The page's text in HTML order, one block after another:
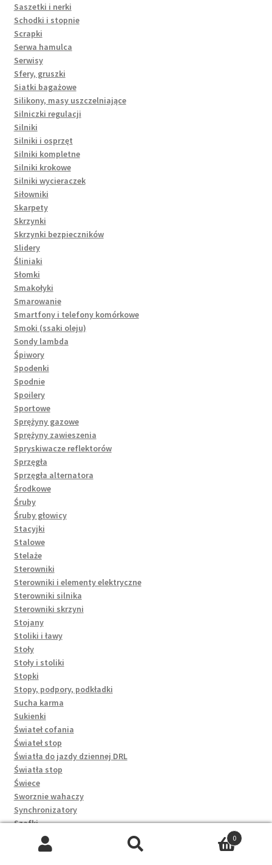
Saszetki i nerki
Schodki i stopnie
Scrapki
Serwa hamulca
Serwisy
Sfery, gruszki
Siatki bagażowe
Silikony, masy uszczelniające
Silniczki regulacji
Silniki
Silniki i osprzęt
Silniki kompletne
Silniki krokowe
Silniki wycieraczek
Siłowniki
Skarpety
Skrzynki
Skrzynki bezpieczników
Slidery
Śliniaki
Słomki
Smakołyki
Smarowanie
Smartfony i telefony komórkowe
Smoki (ssaki oleju)
Sondy lambda
Śpiwory
Spodenki
Spodnie
Spoilery
Sportowe
Sprężyny gazowe
Sprężyny zawieszenia
Spryskiwacze reflektorów
Sprzęgła
Sprzęgła alternatora
Środkowe
Śruby
Śruby głowicy
Stacyjki
Stalowe
Stelaże
Sterowniki
Sterowniki i elementy elektryczne
Sterowniki silnika
Sterowniki skrzyni
Stojany
Stoliki i ławy
Stoły
Stoły i stoliki
Stopki
Stopy, podpory, podkładki
Sucha karma
Sukienki
Świateł cofania
Świateł stop
Światła do jazdy dziennej DRL
Światła stop
Świece
Sworznie wahaczy
Synchronizatory
Szafki
Szafki na buty
Szampony
0